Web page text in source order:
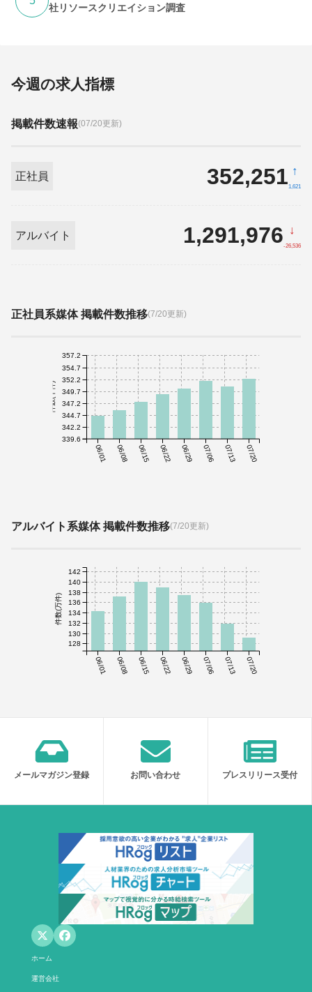
社リソースクリエイション調査
今週の求人指標
掲載件数速報(07/20更新)
正社員 352,251 ↑
1,621
アルバイト 1,291,976 ↓
-26,536
正社員系媒体 掲載件数推移(7/20更新)
06/01 06/08 06/15 06/22 06/29 07/06 07/13 07/20
件数(千件)
339.6
342.2
344.7
347.2
349.7
352.2
354.7
357.2
アルバイト系媒体 掲載件数推移(7/20更新)
06/01 06/08 06/15 06/22 06/29 07/06 07/13 07/20
件数(万件)
128
130
132
134
136
138
140
142
メールマガジン登録 お問い合わせ プレスリリース受付
ホーム
運営会社